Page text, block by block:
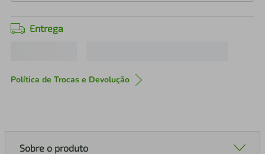
Entrega
Política de Trocas e Devolução
Sobre o produto